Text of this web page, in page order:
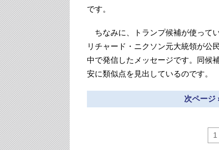
です。
ちなみに、トランプ候補が使って
リチャード・ニクソン元大統領が公
中で発信したメッセージです。同候
安に類似点を見出しているのです。
次ページ
1